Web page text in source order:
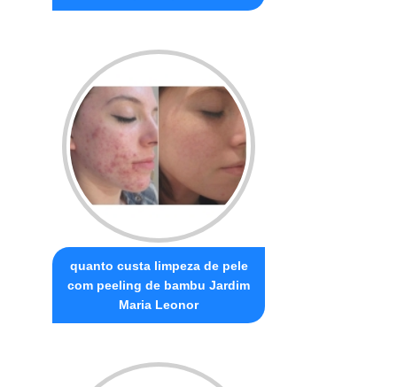
quanto custa limpeza de pele
com peeling de bambu Jardim
Maria Leonor